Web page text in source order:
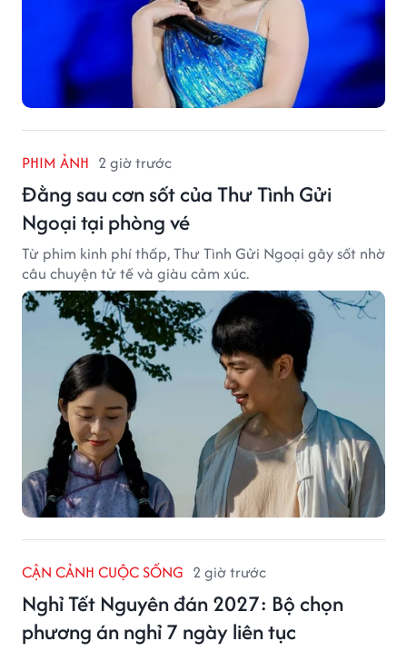
PHIM ẢNH 2 giờ trước
Đằng sau cơn sốt của Thư Tình Gửi
Ngoại tại phòng vé
Từ phim kinh phí thấp, Thư Tình Gửi Ngoại gây sốt nhờ
câu chuyện tử tế và giàu cảm xúc.
CẬN CẢNH CUỘC SỐNG 2 giờ trước
Nghỉ Tết Nguyên đán 2027: Bộ chọn
phương án nghỉ 7 ngày liên tục